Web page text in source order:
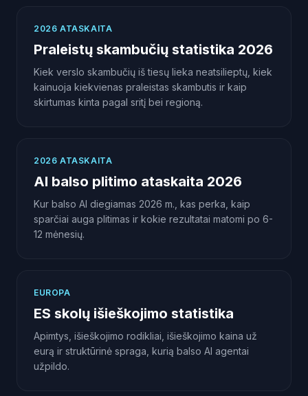
2026 ATASKAITA
Praleistų skambučių statistika 2026
Kiek verslo skambučių iš tiesų lieka neatsilieptų, kiek
kainuoja kiekvienas praleistas skambutis ir kaip
skirtumas kinta pagal sritį bei regioną.
2026 ATASKAITA
AI balso plitimo ataskaita 2026
Kur balso AI diegiamas 2026 m., kas perka, kaip
sparčiai auga plitimas ir kokie rezultatai matomi po 6-
12 mėnesių.
EUROPA
ES skolų išieškojimo statistika
Apimtys, išieškojimo rodikliai, išieškojimo kaina už
eurą ir struktūrinė spraga, kurią balso AI agentai
užpildo.